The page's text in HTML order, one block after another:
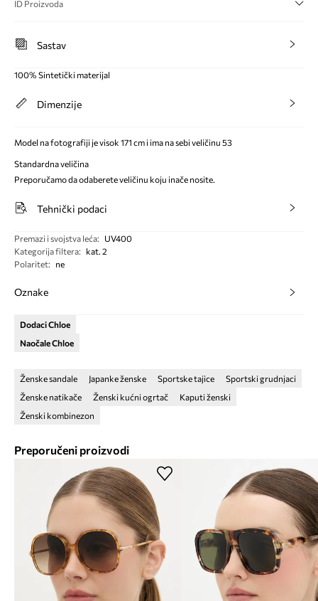
ID Proizvoda
Sastav
100% Sintetički materijal
Dimenzije
Model na fotografiji je visok 171 cm i ima na sebi veličinu 53
Standardna veličina
Preporučamo da odaberete veličinu koju inače nosite.
Tehnički podaci
Premazi i svojstva leća:
UV400
Kategorija filtera:
kat. 2
Polaritet: ne
Oznake
Dodaci Chloe
Naočale Chloe
Ženske sandale Japanke ženske Sportske tajice
Sportski grudnjaci
Ženske natikače
Ženski kućni ogrtač
Kaputi ženski
Ženski kombinezon
Preporučeni proizvodi